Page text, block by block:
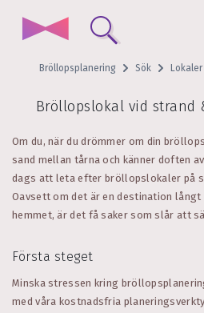
Bröllopsplanering Sök Lokaler
Bröllopslokal vid strand
Om du, när du drömmer om din
sand mellan tårna och känner doften
dags att leta efter bröllopslokaler på
Oavsett om det är en destination
hemmet, är det få saker som slår att
Första steget
Minska stressen kring
med våra kostnadsfria